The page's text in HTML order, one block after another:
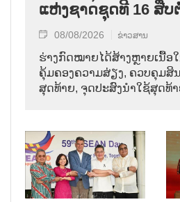
ແຫ່ງຊາດຊຸດທີ 16 ສືບ
08/08/2026 ຂ່າວສານ
ຮ່າງກົດໝາຍໄດ້ສ້າງຫຼາຍເນື້ອ
ຄຸ້ມຄອງຄວາມສ່ຽງ, ຄວບຄຸມສິ
ສຸດທ້າຍ, ຈຸດປະສົງນຳໃຊ້ສຸດທ້າ